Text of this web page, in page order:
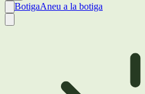
BotigaAneu a la botiga